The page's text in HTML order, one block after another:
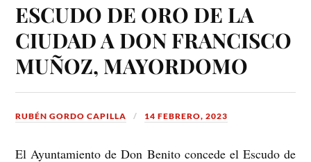
ESCUDO DE ORO DE LA
CIUDAD A DON FRANCISCO
MUÑOZ, MAYORDOMO
RUBÉN GORDO CAPILLA 14 FEBRERO, 2023
El Ayuntamiento de Don Benito concede el Escudo de